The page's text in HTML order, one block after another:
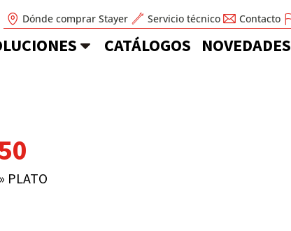
Dónde comprar Stayer Servicio técnico Contacto
CATÁLOGOS NOVEDADES
» PLATO